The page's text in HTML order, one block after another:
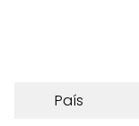
País